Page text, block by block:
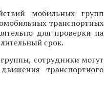
мобильных групп
транспортных
для проверки на
срок.
сотрудники могут
транспортного